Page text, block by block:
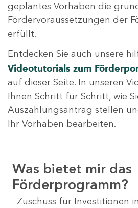
geplantes Vorhaben die
Fördervoraussetzungen der
erfüllt.
Entdecken Sie auch unsere
Videotutorials zum
auf dieser Seite. In unseren
Ihnen Schritt für Schritt, wie
Auszahlungsantrag stellen
Ihr Vorhaben bearbeiten.
Was bietet mir das
Förderprogramm?
Zuschuss für Investitionen